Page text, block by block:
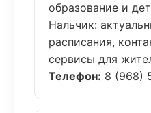
образование и
Нальчик:
расписания,
сервисы для
Телефон: 8 (968)